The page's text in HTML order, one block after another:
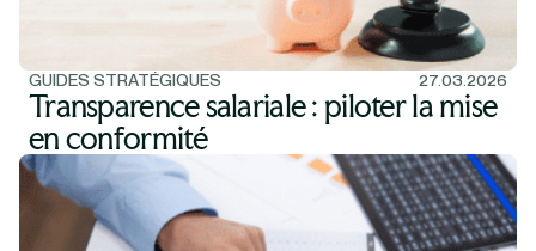
GUIDES STRATÉGIQUES 27.03.2026
Transparence salariale : piloter la mise
en conformité